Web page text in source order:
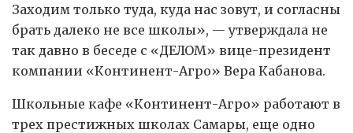
Заходим только туда, куда нас зовут, и согласны
брать далеко не все школы», — утверждала не
так давно в беседе с «ДЕЛОМ» вице-президент
компании «Континент-Агро» Вера Кабанова.
Школьные кафе «Континент-Агро» работают в
трех престижных школах Самары, еще одно